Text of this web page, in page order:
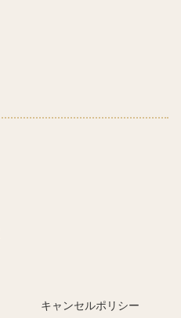
キャンセルポリシー